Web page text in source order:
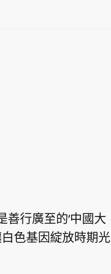
行廣至的‘中國大
色基因綻放時期光